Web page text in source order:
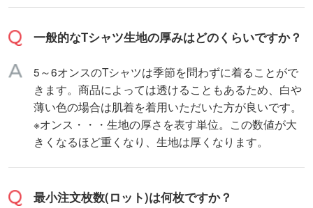
一般的なTシャツ生地の厚みはどのくらいですか？
5～6オンスのTシャツは季節を問わずに着ることがで
きます。商品によっては透けることもあるため、白や
薄い色の場合は肌着を着用いただいた方が良いです。
※オンス・・・生地の厚さを表す単位。この数値が大
きくなるほど重くなり、生地は厚くなります。
最小注文枚数(ロット)は何枚ですか？